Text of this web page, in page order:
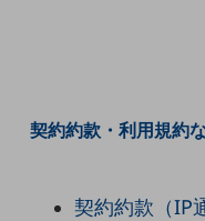
地域経済のさらなる活性化に取り
自治体・地域社会との共創
契約約款・利用規約
契約約款（IP